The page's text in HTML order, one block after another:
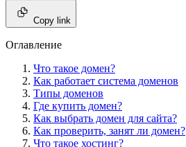
Copy link
Оглавление
Что такое домен?
Как работает система доменов
Типы доменов
Где купить домен?
Как выбрать домен для сайта?
Как проверить, занят ли домен?
Что такое хостинг?